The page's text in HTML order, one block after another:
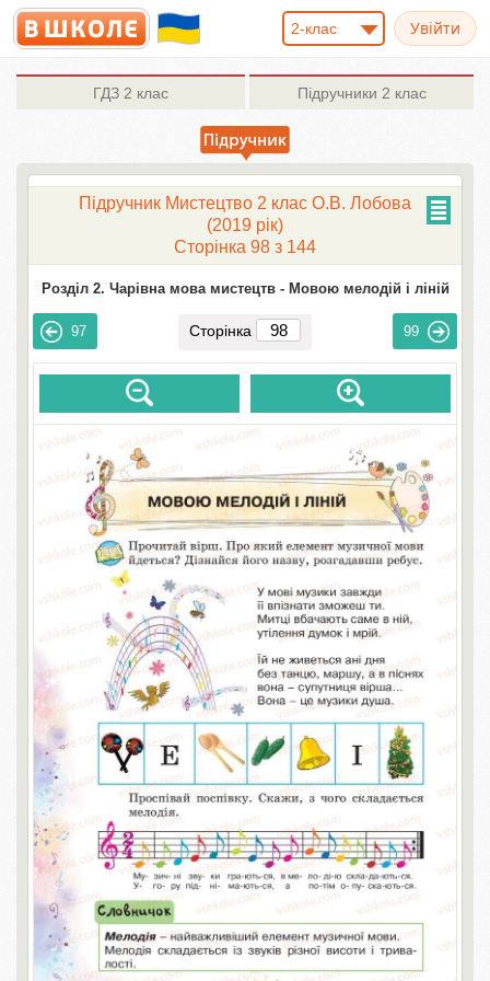
2-клас
ГДЗ 2 клас Підручники 2 клас
Підручник Мистецтво 2 клас О.В. Лобова
(2019 рік)
Сторінка 98 з 144
Розділ 2. Чарівна мова мистецтв - Мовою мелодій і ліній
97 Сторінка 99